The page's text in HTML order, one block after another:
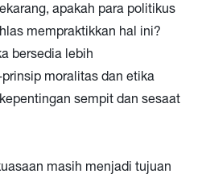
apakah para politikus
mempraktikkan hal ini?
bersedia lebih
moralitas dan etika
sempit dan sesaat
masih menjadi tujuan